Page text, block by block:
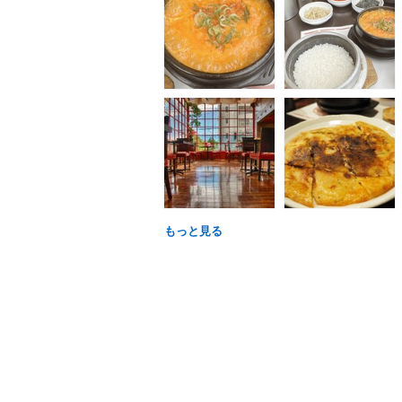
もっと見る